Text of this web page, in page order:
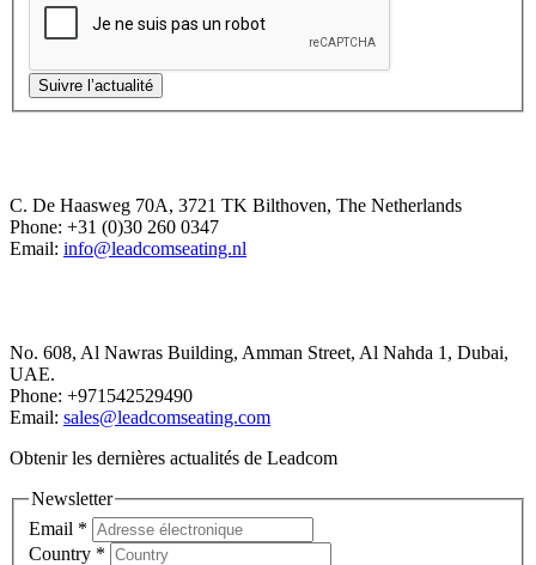
Suivre l’actualité
C. De Haasweg 70A, 3721 TK Bilthoven, The Netherlands
Phone: +31 (0)30 260 0347
Email: info@leadcomseating.nl
No. 608, Al Nawras Building, Amman Street, Al Nahda 1, Dubai,
UAE.
Phone: +971542529490
Email: sales@leadcomseating.com
Obtenir les dernières actualités de Leadcom
Newsletter
Email *
Country *